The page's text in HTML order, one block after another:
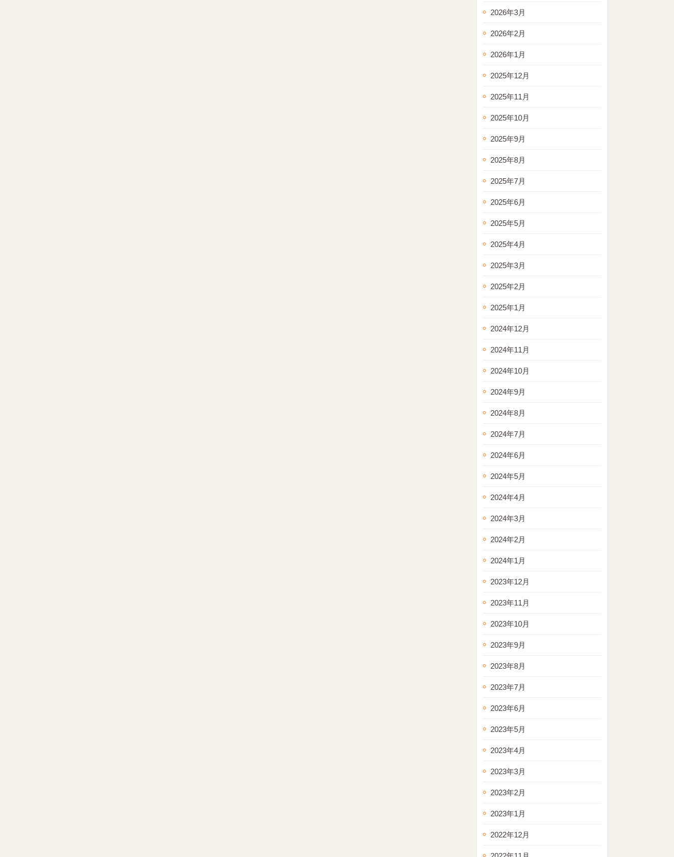
2026年3月
2026年2月
2026年1月
2025年12月
2025年11月
2025年10月
2025年9月
2025年8月
2025年7月
2025年6月
2025年5月
2025年4月
2025年3月
2025年2月
2025年1月
2024年12月
2024年11月
2024年10月
2024年9月
2024年8月
2024年7月
2024年6月
2024年5月
2024年4月
2024年3月
2024年2月
2024年1月
2023年12月
2023年11月
2023年10月
2023年9月
2023年8月
2023年7月
2023年6月
2023年5月
2023年4月
2023年3月
2023年2月
2023年1月
2022年12月